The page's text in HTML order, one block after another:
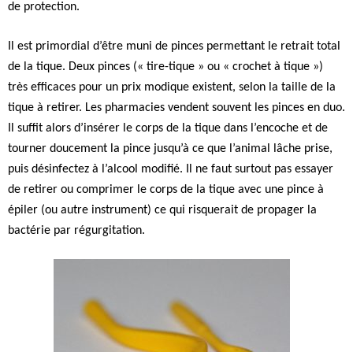
de protection.
Il est primordial d’être muni de pinces permettant le retrait total
de la tique. Deux pinces (« tire-tique » ou « crochet à tique »)
très efficaces pour un prix modique existent, selon la taille de la
tique à retirer. Les pharmacies vendent souvent les pinces en duo.
Il suffit alors d’insérer le corps de la tique dans l’encoche et de
tourner doucement la pince jusqu’à ce que l’animal lâche prise,
puis désinfectez à l’alcool modifié. Il ne faut surtout pas essayer
de retirer ou comprimer le corps de la tique avec une pince à
épiler (ou autre instrument) ce qui risquerait de propager la
bactérie par régurgitation.